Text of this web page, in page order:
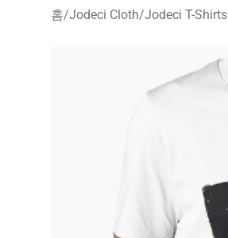
홈/Jodeci Cloth/Jodeci T-Shirts